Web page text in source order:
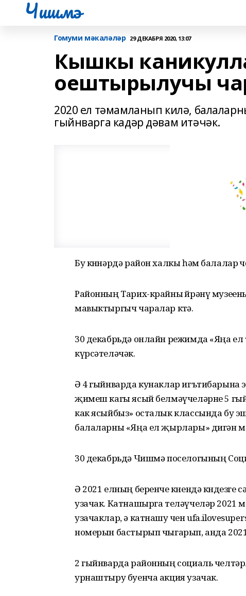
Чишмэ
Гомуми мәкаләләр 29 ДЕКАБРЯ 2020, 13:07
Кышкы
оештырылучы
2020 ел тәмамланып килә,
гыйнварга кадәр дәвам итәчәк.
Бу көннәрдә район халкы һәм балалар
Районның Тарих-крайны өйрәнү
мавыктыргыч чаралар көтә.
30 декабрьдә онлайн режимда «Яңа
күрсәтеләчәк.
Ә 4 гыйнварда кунаклар
җимеш кагы ясый белмәүчеләрне 5
как ясыйбыз» осталык классында бу
балаларны «Яңа ел җырлары» дигән
30 декабрьдә Чишмә поселогының
Ә 2021 елның беренче көнендә
узачак. Катнашырга теләүчеләр 2021
узачаклар, ә катнашу өчен
номерын бастырып чыгарып, анда
2 гыйнварда районның социаль
урнаштыру буенча акция узачак.